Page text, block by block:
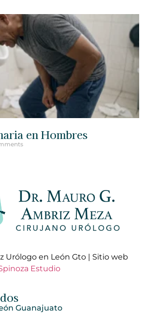
en Hombres
Urólogo en León Gto | Sitio web
Estudio
Guanajuato